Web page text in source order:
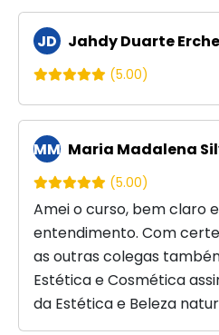
JD Jahdy Duarte
(5.00)
MM Maria Madalena
(5.00)
Amei o curso, bem claro
entendimento. Com
as outras colegas
Estética e Cosmética
da Estética e Beleza